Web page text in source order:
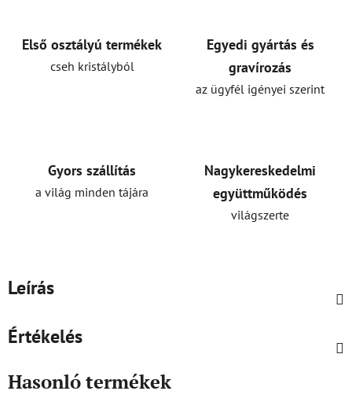
Első osztályú termékek
cseh kristályból
Egyedi gyártás és
gravírozás
az ügyfél igényei szerint
Gyors szállítás
a világ minden tájára
Nagykereskedelmi
együttműködés
világszerte
Leírás
Értékelés
Hasonló termékek